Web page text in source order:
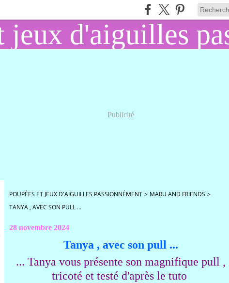
Publicité
POUPÉES ET JEUX D'AIGUILLES PASSIONNÉMENT > MARU AND FRIENDS >
TANYA , AVEC SON PULL ...
28 novembre 2024
Tanya , avec son pull ...
... Tanya vous présente son magnifique pull ,
tricoté et testé d'après le tuto